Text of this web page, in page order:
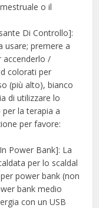
o il
Di Controllo]:
usare; premere a
accenderlo /
colorati per
(più alto), bianco
di utilizzare lo
la terapia a
per favore:
Power Bank]: La
per lo scaldal
power bank (non
bank medio
con un USB